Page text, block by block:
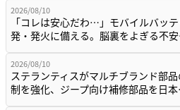
2026/08/10
「コレは安心だわ…」モバイルバッ
発・発火に備える。脳裏をよぎる不
2026/08/10
ステランティスがマルチブランド部
制を強化、ジープ向け補修部品を日